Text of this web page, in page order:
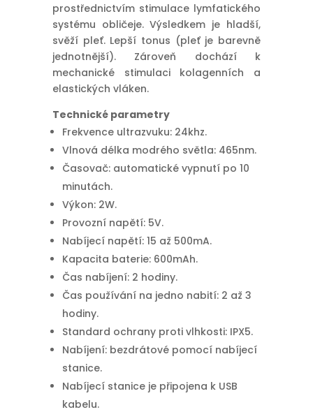
prostřednictvím stimulace lymfatického
systému obličeje. Výsledkem je hladší,
svěží pleť. Lepší tonus (pleť je barevně
jednotnější). Zároveň dochází k
mechanické stimulaci kolagenních a
elastických vláken.
Technické parametry
Frekvence ultrazvuku: 24khz.
Vlnová délka modrého světla: 465nm.
Časovač: automatické vypnutí po 10
minutách.
Výkon: 2W.
Provozní napětí: 5V.
Nabíjecí napětí: 15 až 500mA.
Kapacita baterie: 600mAh.
Čas nabíjení: 2 hodiny.
Čas používání na jedno nabití: 2 až 3
hodiny.
Standard ochrany proti vlhkosti: IPX5.
Nabíjení: bezdrátové pomocí nabíjecí
stanice.
Nabíjecí stanice je připojena k USB
kabelu.